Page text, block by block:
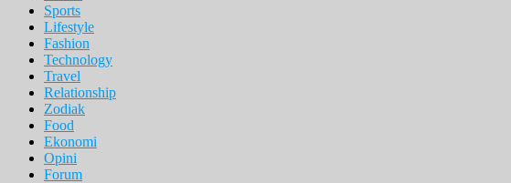
Sports
Lifestyle
Fashion
Technology
Travel
Relationship
Zodiak
Food
Ekonomi
Opini
Forum